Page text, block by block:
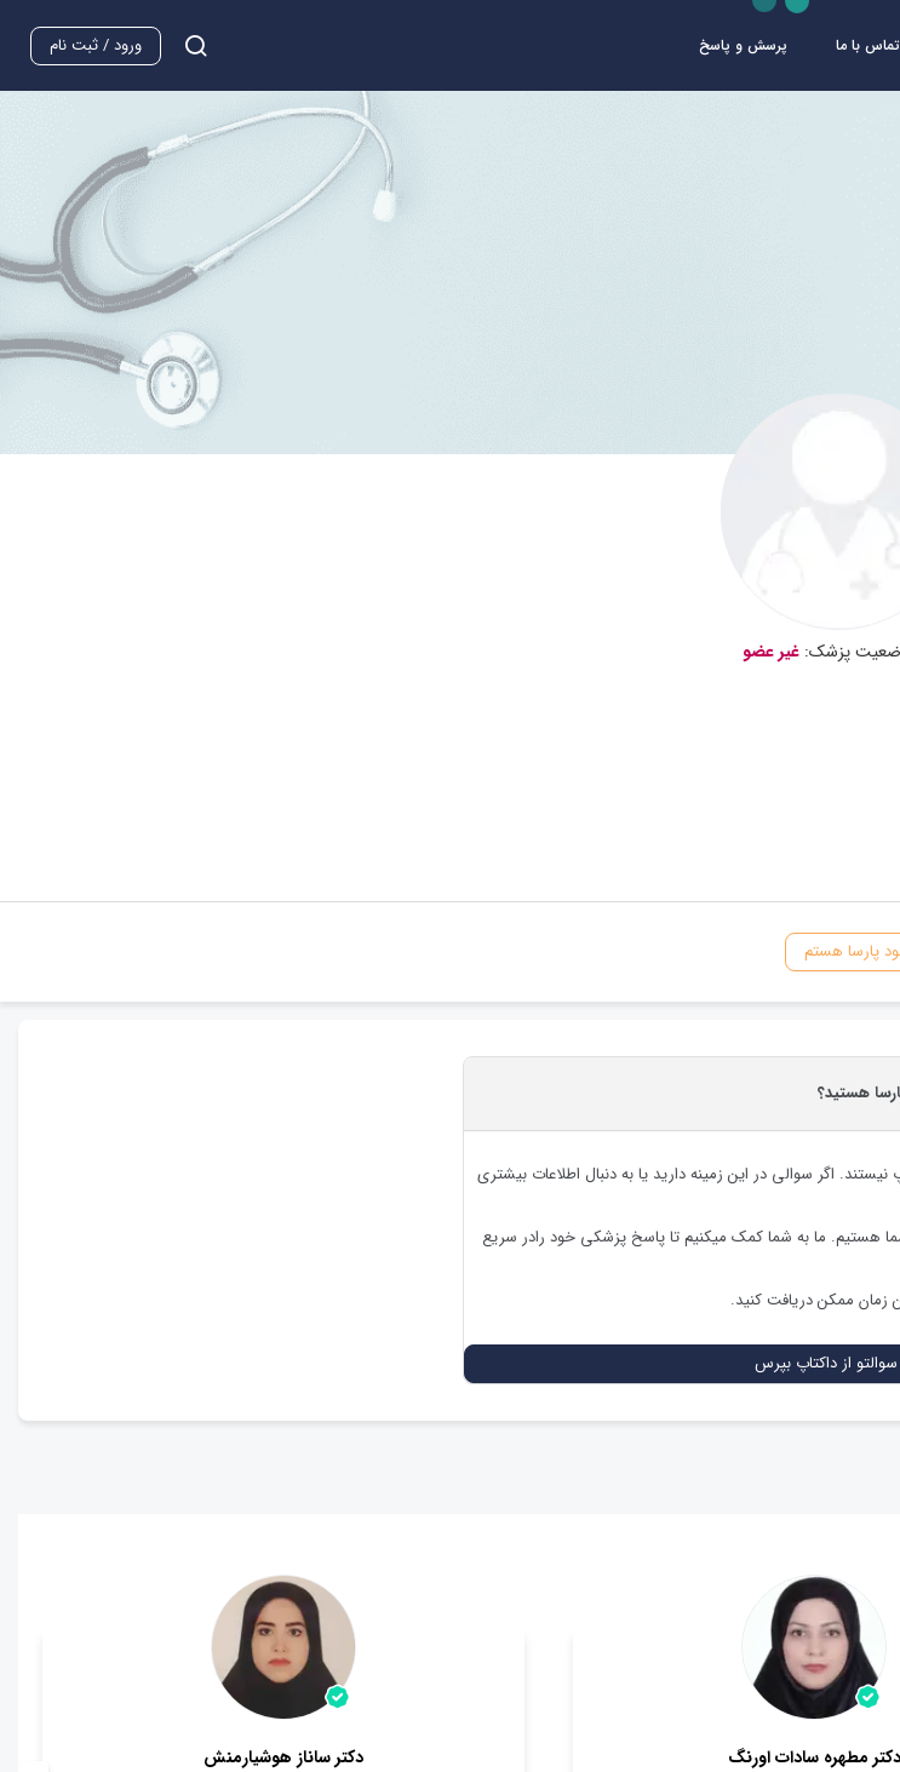
تماس با ما پرسش و پاسخ ورود / ثبت نام
پزشک: غیر عضو
پارسا هستم
هستید؟
نیستند. اگر سوالی در این زمینه دارید یا به دنبال اطلاعات بیشتری
هستیم. ما به شما کمک میکنیم تا پاسخ پزشکی خود رادر سریع
زمان ممکن دریافت کنید.
سوالتو از داکتاپ بپرس
دکتر ساناز هوشیارمنش دکتر مطهره سادات اورنگ